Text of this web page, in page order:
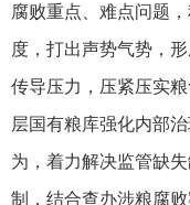
腐败重点、难点问题
度，打出声势气势，
传导压力，压紧压实
层国有粮库强化内部
为，着力解决监管缺
制，结合查办涉粮腐